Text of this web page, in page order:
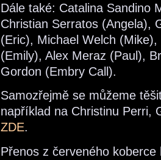
Dále také: Catalina Sandino
Christian Serratos (Angela),
(Eric), Michael Welch
(Emily), Alex Meraz (Paul),
Gordon (Embry Call).
Samozřejmě se můžeme
například na Christinu Perri,
ZDE.
Přenos z červeného